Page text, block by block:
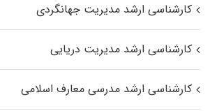
کارشناسی ارشد مدیریت جهانگردی
کارشناسی ارشد مدیریت دریایی
کارشناسی ارشد مدرسی معارف اسلامی